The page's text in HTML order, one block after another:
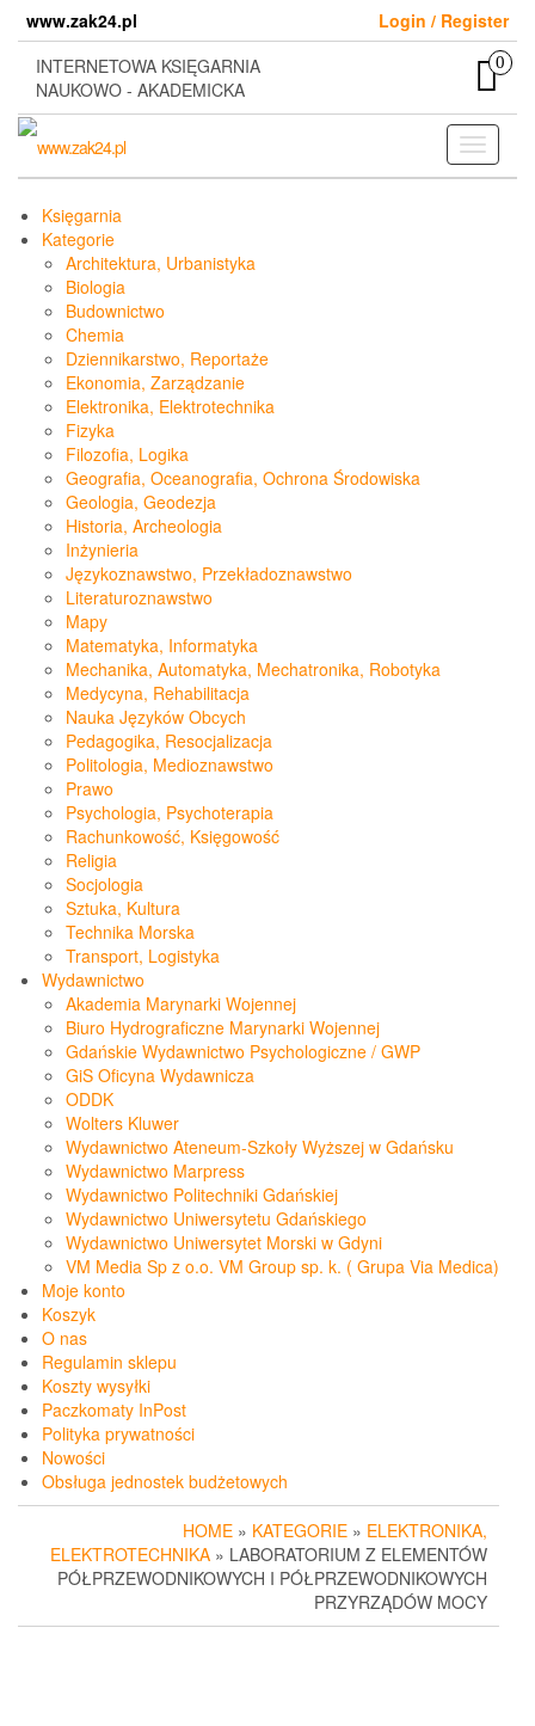
content
www.zak24.pl
Login / Register
INTERNETOWA KSIĘGARNIA
NAUKOWO - AKADEMICKA
0
Toggle
Księgarnia
Kategorie
Architektura, Urbanistyka
Biologia
Budownictwo
Chemia
Dziennikarstwo, Reportaże
Ekonomia, Zarządzanie
Elektronika, Elektrotechnika
Fizyka
Filozofia, Logika
Geografia, Oceanografia, Ochrona Środowiska
Geologia, Geodezja
Historia, Archeologia
Inżynieria
Językoznawstwo, Przekładoznawstwo
Literaturoznawstwo
Mapy
Matematyka, Informatyka
Mechanika, Automatyka, Mechatronika, Robotyka
Medycyna, Rehabilitacja
Nauka Języków Obcych
Pedagogika, Resocjalizacja
Politologia, Medioznawstwo
Prawo
Psychologia, Psychoterapia
Rachunkowość, Księgowość
Religia
Socjologia
Sztuka, Kultura
Technika Morska
Transport, Logistyka
Wydawnictwo
Akademia Marynarki Wojennej
Biuro Hydrograficzne Marynarki Wojennej
Gdańskie Wydawnictwo Psychologiczne / GWP
GiS Oficyna Wydawnicza
ODDK
Wolters Kluwer
Wydawnictwo Ateneum-Szkoły Wyższej w Gdańsku
Wydawnictwo Marpress
Wydawnictwo Politechniki Gdańskiej
Wydawnictwo Uniwersytetu Gdańskiego
Wydawnictwo Uniwersytet Morski w Gdyni
VM Media Sp z o.o. VM Group sp. k. ( Grupa Via Medica)
Moje konto
Koszyk
O nas
Regulamin sklepu
Koszty wysyłki
Paczkomaty InPost
Polityka prywatności
Nowości
Obsługa jednostek budżetowych
HOME » KATEGORIE » ELEKTRONIKA,
ELEKTROTECHNIKA » LABORATORIUM Z ELEMENTÓW
PÓŁPRZEWODNIKOWYCH I PÓŁPRZEWODNIKOWYCH
PRZYRZĄDÓW MOCY